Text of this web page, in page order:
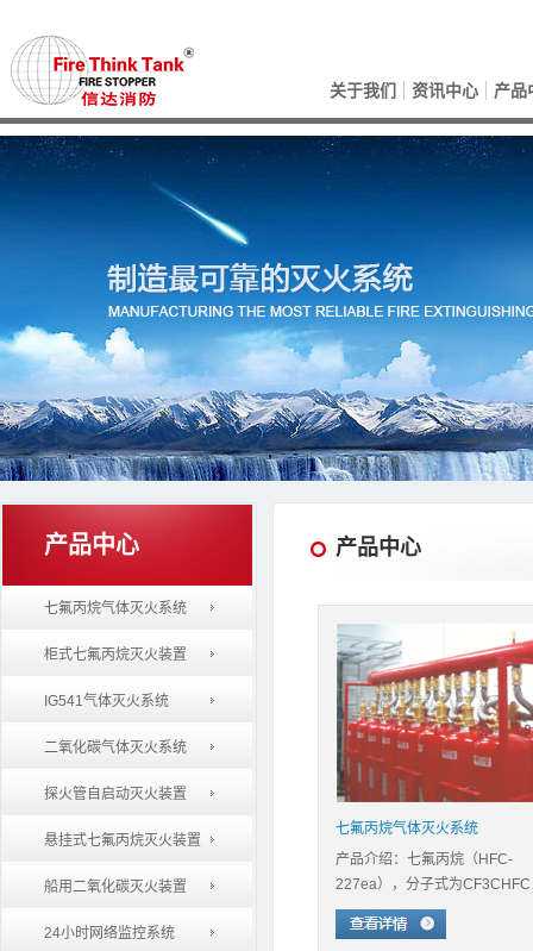
关于我们 资讯中心 产品
产品中心
七氟丙烷气体灭火系统
柜式七氟丙烷灭火装置
IG541气体灭火系统
二氧化碳气体灭火系统
探火管自启动灭火装置
悬挂式七氟丙烷灭火装置
船用二氧化碳灭火装置
24小时网络监控系统
产品中心
七氟丙烷气体灭火系统
产品介绍：七氟丙烷（HFC-
227ea），分子式为